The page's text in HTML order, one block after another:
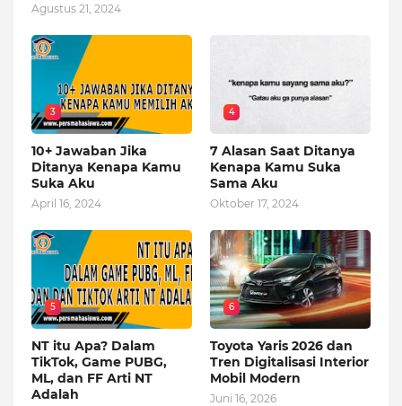
Agustus 21, 2024
3
10+ Jawaban Jika
Ditanya Kenapa Kamu
Suka Aku
April 16, 2024
4
7 Alasan Saat Ditanya
Kenapa Kamu Suka
Sama Aku
Oktober 17, 2024
5
NT itu Apa? Dalam
TikTok, Game PUBG,
ML, dan FF Arti NT
Adalah
6
Toyota Yaris 2026 dan
Tren Digitalisasi Interior
Mobil Modern
Juni 16, 2026